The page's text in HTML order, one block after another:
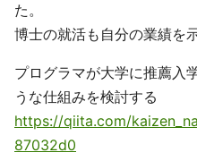
た。
博士の就活も自分の業績を
プログラマが大学に推薦入
うな仕組みを検討する
https://qiita.com/
87032d0